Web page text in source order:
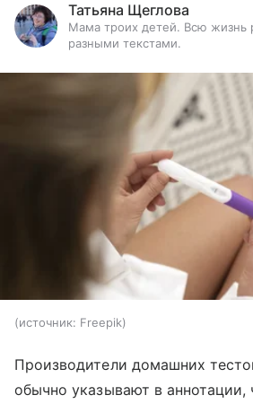
Татьяна Щеглова
Мама троих детей. Всю жизнь
разными текстами.
источник: Freepik
Производители домашних
обычно указывают в аннотации,